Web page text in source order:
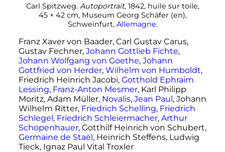
Carl Spitzweg. Autoportrait, 1842, huile sur toile,
45 × 42 cm, Museum Georg Schäfer (en),
Schweinfurt, Allemagne.
Franz Xaver von Baader, Carl Gustav Carus,
Gustav Fechner, Johann Gottlieb Fichte,
Johann Wolfgang von Goethe, Johann
Gottfried von Herder, Wilhelm von Humboldt,
Friedrich Heinrich Jacobi, Gotthold Ephraim
Lessing, Franz-Anton Mesmer, Karl Philipp
Moritz, Adam Müller, Novalis, Jean Paul, Johann
Wilhelm Ritter, Friedrich Schelling, Friedrich
Schlegel, Friedrich Schleiermacher, Arthur
Schopenhauer, Gotthilf Heinrich von Schubert,
Germaine de Staël, Heinrich Steffens, Ludwig
Tieck, Ignaz Paul Vital Troxler